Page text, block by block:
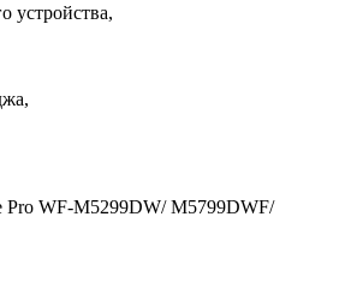
устройства,
Pro WF-M5299DW/ M5799DWF/